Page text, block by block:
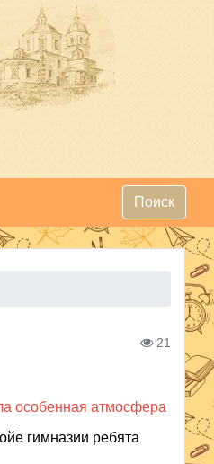
Поиск
21
особенная атмосфера
гимназии ребята